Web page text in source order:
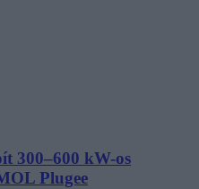
300–600 kW-os
Plugee